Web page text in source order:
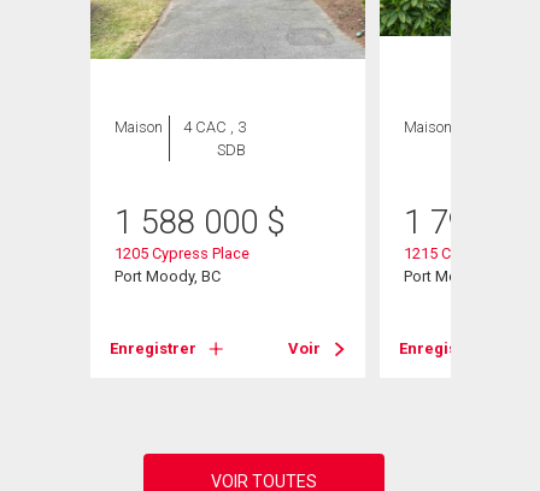
Maison
4 CAC , 3
SDB
1 588 000 $
1205 Cypress Place
Port Moody, BC
Enregistrer Voir
Maison
1 798
1215 Cypress Place
Port Moody, BC
Enregistrer